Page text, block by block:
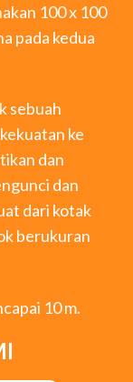
100 x 100
pada kedua
sebuah
ke
dan
dan
dari kotak
berukuran
10 m.